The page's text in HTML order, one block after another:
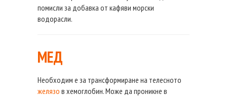
помисли за добавка от кафяви морски
водорасли.
МЕД
Необходим е за трансформиране на телесното
желязо в хемоглобин. Може да проникне в